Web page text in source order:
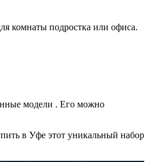
комнаты подростка или офиса.
модели . Его можно
в Уфе этот уникальный набор